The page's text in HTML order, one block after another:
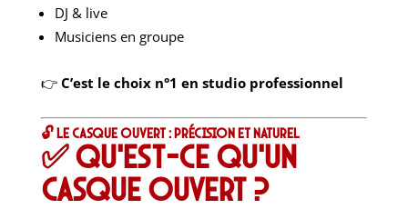
DJ & live
Musiciens en groupe
👉 C’est le choix n°1 en studio professionnel
🔓 Le casque ouvert : précision et naturel
✅ Qu’est-ce qu’un
casque ouvert ?